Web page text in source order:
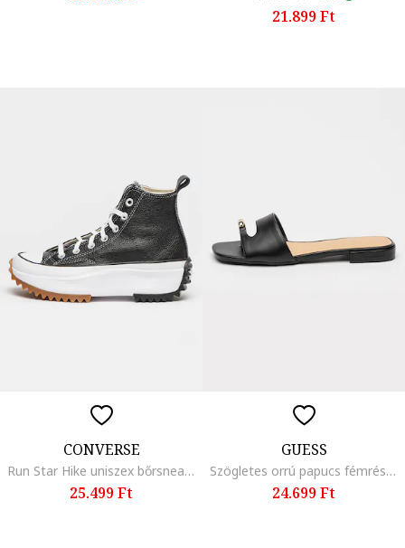
21.899 Ft
CONVERSE
Run Star Hike uniszex bőrsneaker, Fekete/Fehér
25.499 Ft
GUESS
Szögletes orrú papucs fémrészlettel, Fekete
24.699 Ft